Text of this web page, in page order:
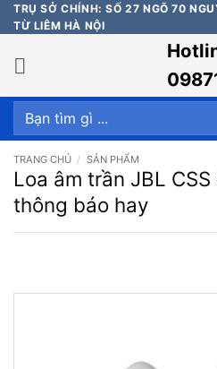
Bỏ
qua
nội
dung
TRỤ SỞ CHÍNH: SỐ 27 NGÕ 70
TỪ LIÊM HÀ NỘI
Tìm
kiếm:
TRANG CHỦ / SẢN PHẨM
Loa âm trần JBL
thông báo hay